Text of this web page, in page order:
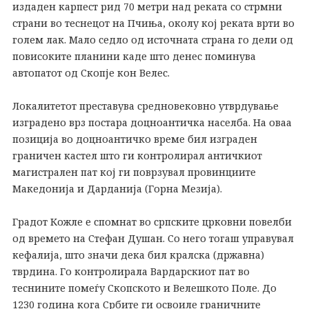
издаден карпест рид 70 метри над реката со стрмни
страни во теснецот на Пчиња, околу кој реката врти во
голем лак. Мало седло од источната страна го дели од
повисоките планини каде што денес поминува
автопатот од Скопје кон Велес.
Локалитетот преставува средновековно утврдување
изградено врз постара доцноантичка населба. На оваа
позиција во доцноантичко време бил изграден
граничен кастел што ги контролирал античкиот
магистрален пат кој ги поврзувал провинциите
Македонија и Дарданија (Горна Мезија).
Градот Кожле е спомнат во српските црковни повелби
од времето на Стефан Душан. Со него тогаш управувал
кефалија, што значи дека бил кралска (државна)
тврдина. Го контролирала Вардарскиот пат во
теснините помеѓу Скопското и Велешкото Поле. До
1230 година кога Србите ги освоиле граничните